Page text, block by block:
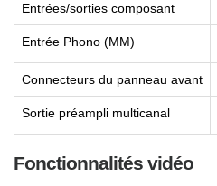
Entrées/sorties composant
Entrée Phono (MM)
Connecteurs du panneau avant
Sortie préampli multicanal
Fonctionnalités vidéo